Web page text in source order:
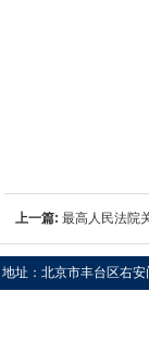
上一篇: 最高人民法院
则》若干问题的意见（
址：北京市丰台区